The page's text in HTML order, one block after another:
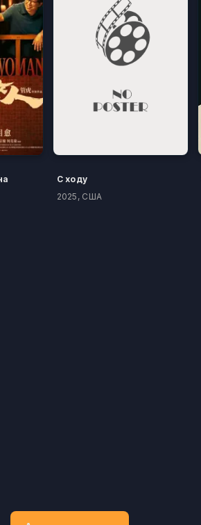
С ходу
2025, США